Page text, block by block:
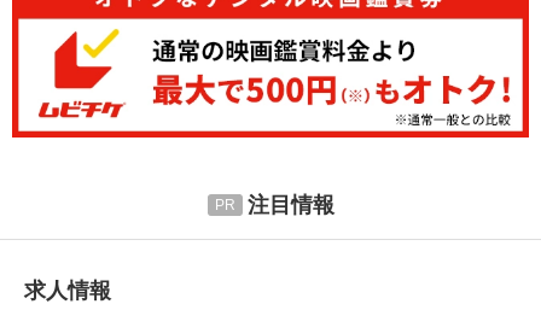
注目情報
求人情報